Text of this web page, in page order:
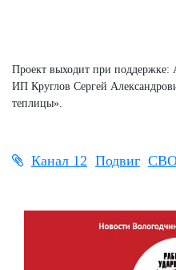
Проект выходит при
ИП Круглов Сергей
теплицы».
Канал 12 Подвиг